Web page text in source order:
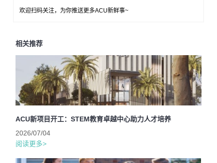
欢迎扫码关注，为你推送更多ACU新鲜事~
相关推荐
ACU新项目开工：STEM教育卓越中心助力人才培养
2026/07/04
阅读更多>